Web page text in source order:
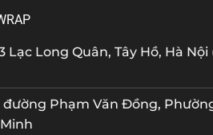
Lạc Long Quân, Tây Hồ, Hà Nội
đường Phạm Văn Đồng,